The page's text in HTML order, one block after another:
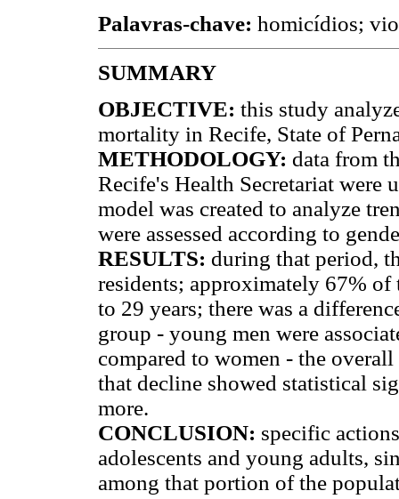
Palavras-chave: homicídios;
SUMMARY
OBJECTIVE: this study
mortality in Recife, State of
METHODOLOGY: data from
Recife's Health Secretariat were
model was created to analyze
were assessed according to
RESULTS: during that period,
residents; approximately 67%
to 29 years; there was a
group - young men were
compared to women - the
that decline showed statistical
more.
CONCLUSION: specific
adolescents and young adults,
among that portion of the